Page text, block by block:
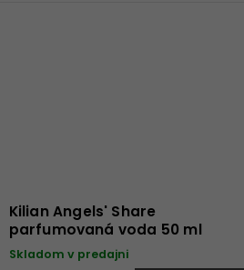
Kilian Angels' Share
parfumovaná voda 50 ml
Skladom v predajni